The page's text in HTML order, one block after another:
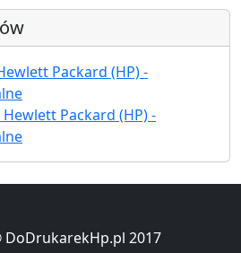
Packard (HP) -
Packard (HP) -
2017